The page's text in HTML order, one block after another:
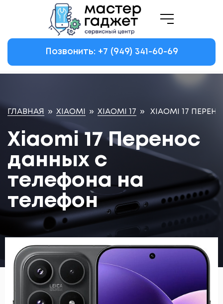
Позвонить: +7 (949) 341-60-69
ГЛАВНАЯ » XIAOMI » XIAOMI 17 » XIAOMI 17
Xiaomi 17 Перенос
данных с
телефона на
телефон